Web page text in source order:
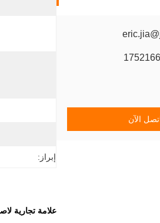
الآن
إبراز:
علامة تجارية